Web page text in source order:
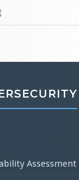
Assessment